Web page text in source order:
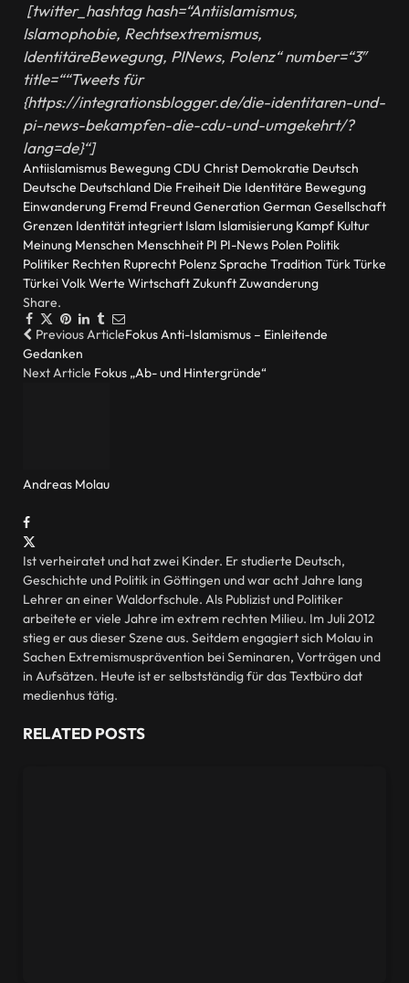
[twitter_hashtag hash=“Antiislamismus,
Islamophobie, Rechtsextremismus,
IdentitäreBewegung, PINews, Polenz“ number=“3″
title=““Tweets für
{https://integrationsblogger.de/die-identitaren-und-
pi-news-bekampfen-die-cdu-und-umgekehrt/?
lang=de}“]
Antiislamismus BewegungCDU Christ Demokratie Deutsch
Deutsche Deutschland Die Freiheit Die Identitäre Bewegung
Einwanderung Fremd FreundGeneration German Gesellschaft
Grenzen Identitätintegriert Islam Islamisierung Kampf Kultur
Meinung Menschen Menschheit PI PI-News Polen Politik
Politiker Rechten Ruprecht PolenzSprache Tradition TürkTürke
TürkeiVolkWerte WirtschaftZukunftZuwanderung
Share.
Facebook
TwitterPinterestLinkedIn
Tumblr
Email
Previous ArticleFokus Anti-Islamismus – Einleitende
Gedanken
Next Article Fokus „Ab- und Hintergründe“
Andreas Molau
Website
Facebook
(Twitter)
Ist verheiratet und hat zwei Kinder. Er studierte Deutsch,
Geschichte und Politik in Göttingen und war acht Jahre lang
Lehrer an einer Waldorfschule. Als Publizist und Politiker
arbeitete er viele Jahre im extrem rechten Milieu. Im Juli 2012
stieg er aus dieser Szene aus. Seitdem engagiert sich Molau in
Sachen Extremismusprävention bei Seminaren, Vorträgen und
in Aufsätzen. Heute ist er selbstständig für das Textbüro dat
medienhus tätig.
RELATEDPOSTS